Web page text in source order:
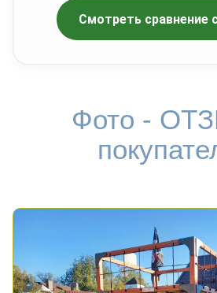
Смотреть сравнение
Фото -